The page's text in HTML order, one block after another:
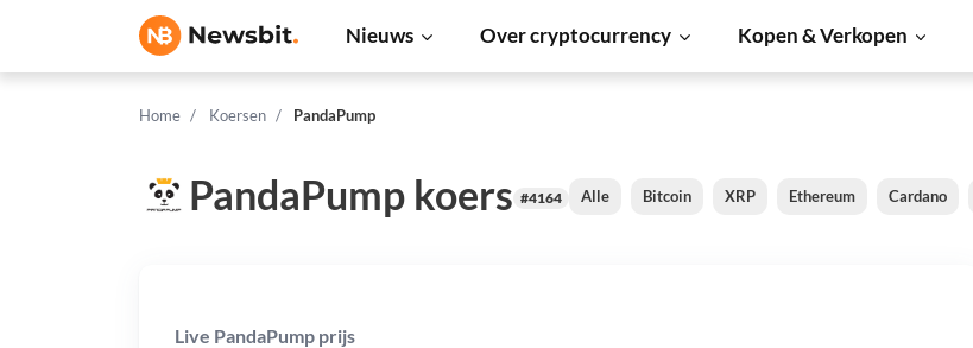
Nieuws Over cryptocurrency Kopen & Verkopen
Home Koersen PandaPump
PandaPump koers #4164 Alle Bitcoin XRP Ethereum Cardano
Live PandaPump prijs